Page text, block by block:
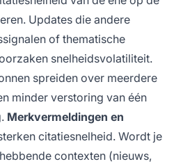
Updates die andere
of thematische
snelheidsvolatiliteit.
spreiden over meerdere
minder verstoring van één
Merkvermeldingen en
citatiesnelheid. Wordt je
contexten (nieuws,